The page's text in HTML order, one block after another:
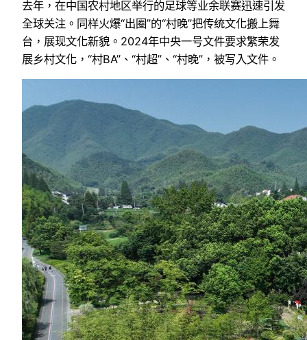
去年，在中国农村地区举行的足球等业余联赛迅速引发
全球关注。同样火爆“出圈”的“村晚”把传统文化搬上舞
台，展现文化新貌。2024年中央一号文件要求繁荣发
展乡村文化，“村BA”、“村超”、“村晚”，被写入文件。